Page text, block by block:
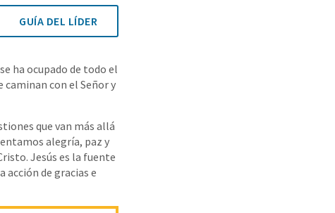
GUÍA DEL LÍDER
ha ocupado de todo el
con el Señor y
que van más allá
alegría, paz y
Jesús es la fuente
acción de gracias e